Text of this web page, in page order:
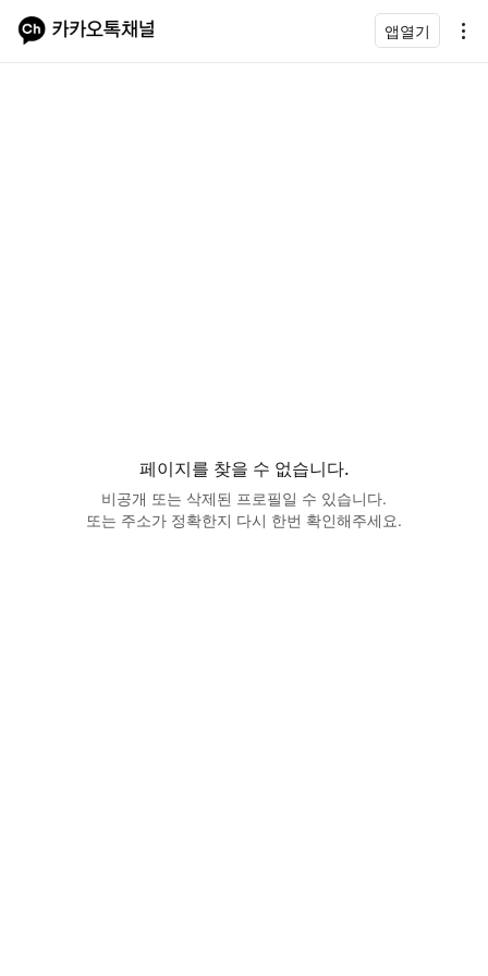
앱열기
페이지를 찾을 수 없습니다.
비공개 또는 삭제된 프로필일 수 있습니다.
또는 주소가 정확한지 다시 한번 확인해주세요.